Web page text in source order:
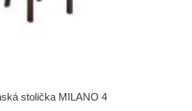
stolička MILANO 4